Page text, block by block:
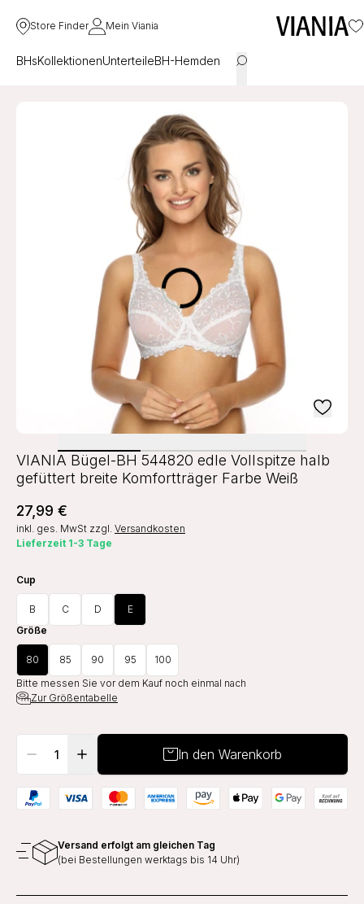
Store Finder Mein Viania
BHsKollektionenUnterteileBH-Hemden
VIANIA Bügel-BH 544820 edle Vollspitze halb
gefüttert breite Komfortträger Farbe Weiß
27,99 €
inkl. ges. MwSt zzgl. Versandkosten
Lieferzeit 1-3 Tage
Cup
B C D
E
Größe
80 85 90 95
100
Bitte messen Sie vor dem Kauf noch einmal nach
Zur Größentabelle
In den Warenkorb
Versand erfolgt am gleichen Tag
(bei Bestellungen werktags bis 14 Uhr)